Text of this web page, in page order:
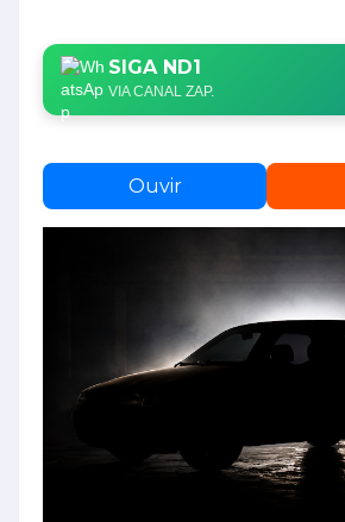
SIGA ND1
VIA CANAL ZAP.
Ouvir